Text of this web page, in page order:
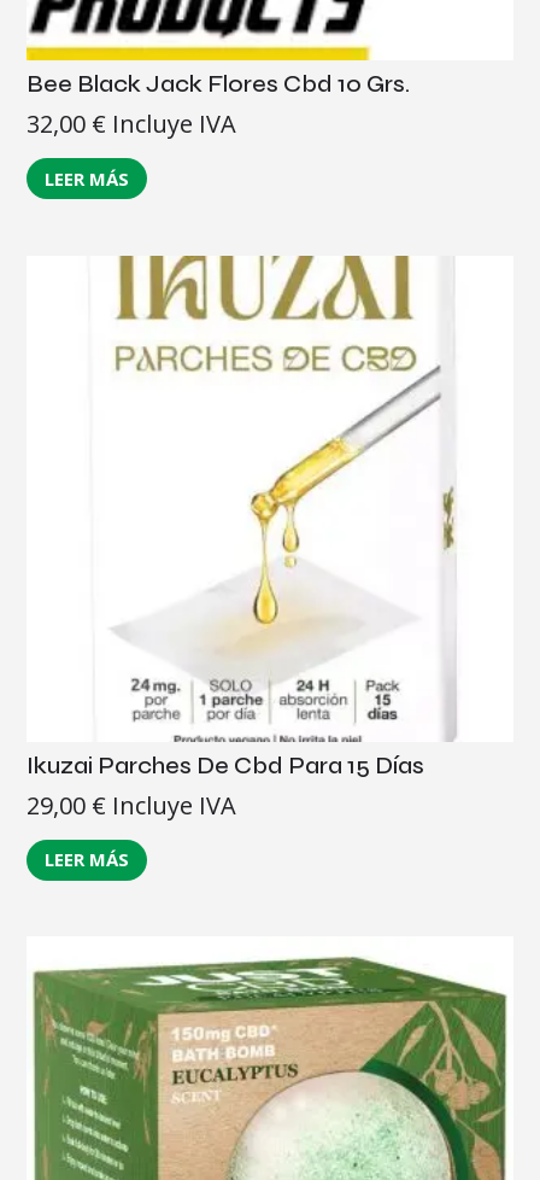
Bee Black Jack Flores Cbd 10 Grs.
32,00 € Incluye IVA
LEER MÁS
Ikuzai Parches De Cbd Para 15 Días
29,00 € Incluye IVA
LEER MÁS